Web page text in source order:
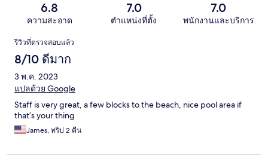
6.8
ความสะอาด
7.0
ตำแหน่งที่ตั้ง
7.0
พนักงานและบริการ
รีวิว
รีวิวที่ตรวจสอบแล้ว
8/10 ดีมาก
3 พ.ค. 2023
แปลด้วย Google
Staff is very great, a few blocks to the beach, nice pool area if
that’s your thing
James, ทริป 2 คืน